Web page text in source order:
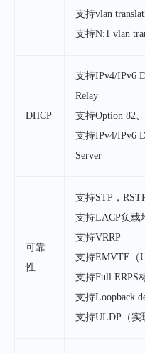
支持vlan
支持N:1 vlan
DHCP
支持IPv4/IPv6
Relay
支持Option 82
支持IPv4/IPv6
Server
可靠
性
支持STP，
支持LACP负载
支持VRRP
支持EMVTE（
支持Full ERPS
支持Loopback
支持ULDP（实